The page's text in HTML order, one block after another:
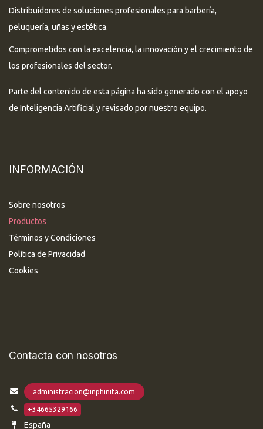
Distribuidores de soluciones profesionales para barbería,
peluquería, uñas y estética.
Comprometidos con la excelencia, la innovación y el crecimiento de
los profesionales del sector.
Parte del contenido de esta página ha sido generado con el apoyo
de Inteligencia Artificial y revisado por nuestro equipo.
INFORMACIÓN
Sobre nosotros
Productos
Términos y Condiciones
Política de Privacidad
Cookies
Contacta con nosotros
administracion@inphinita.com
+34665329166
España